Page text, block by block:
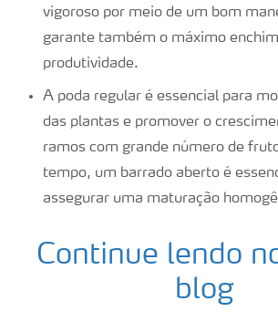
vigoroso por meio de um bom
garante também o máximo
produtividade.
A poda regular é essencial para
das plantas e promover o
ramos com grande número de
tempo, um barrado aberto é
assegurar uma maturação
Continue lendo
blog